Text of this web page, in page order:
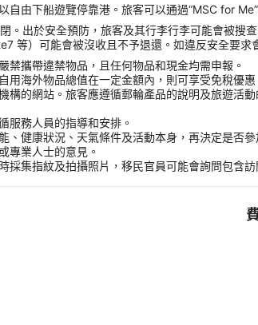
自由下船遊覽停靠港。旅客可以通過“MSC for
。出於安全預防，旅客及其行李行李可能會被搜
等）可能會被沒收且不予退還。如違反安全要求
禁攜帶違禁物品，且任何物品和現金均需申報。
用海外物品總值在一定金額內，則可享受免稅優
構的網站。旅客應遵循郵輪產品的說明及旅遊活
服務人員的指導和安排。
、健康狀況、天氣條件及活動本身，再決定是否
專業人士的意見。
採集指紋及拍攝照片，移民官員可能會詢問包含